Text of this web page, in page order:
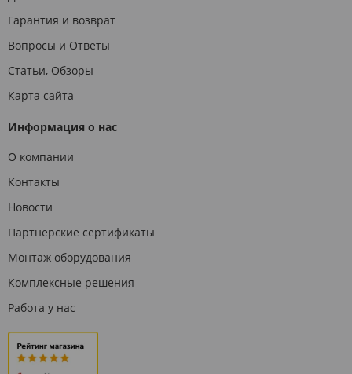
Гарантия и возврат
Вопросы и Ответы
Статьи, Обзоры
Карта сайта
Информация о нас
О компании
Контакты
Новости
Партнерские сертификаты
Монтаж оборудования
Комплексные решения
Работа у нас